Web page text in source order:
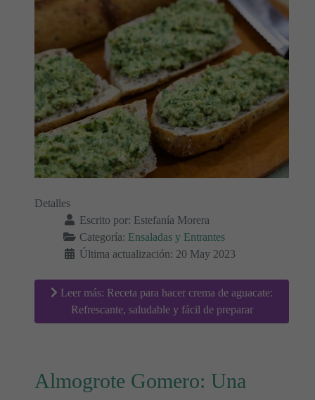
Detalles
Escrito por: Estefanía Morera
Categoría: Ensaladas y Entrantes
Última actualización: 20 May 2023
Leer más: Receta para hacer crema de aguacate:
Refrescante, saludable y fácil de preparar
Almogrote Gomero: Una